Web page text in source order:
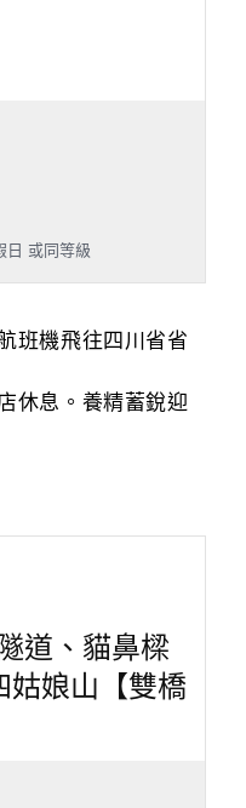
日 或同等級
班機飛往四川省省
休息。養精蓄銳迎
道、貓鼻樑
娘山【雙橋